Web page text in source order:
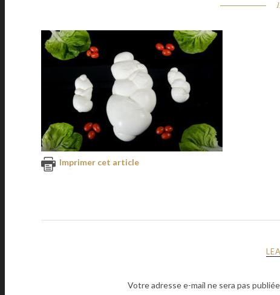
Imprimer cet article
Votre adresse e-mail ne sera pas